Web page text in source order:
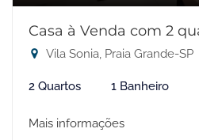
Casa à Venda com 2
Vila Sonia, Praia Grande-SP
2 Quartos 1 Banheiro
Mais informações